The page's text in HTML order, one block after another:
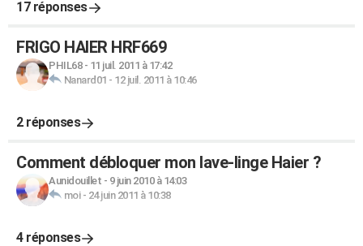
17 réponses
FRIGO HAIER HRF669
PHIL68- 11 juil. 2011 à 17:42
Nanard01 - 12 juil. 2011 à 10:46
2 réponses
Comment débloquer mon lave-linge Haier ?
Aunidouillet - 9 juin 2010 à 14:03
moi- 24 juin 2011 à 10:38
4 réponses